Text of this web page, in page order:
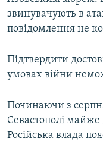
звинувачують в
повідомлення не
Підтвердити
умовах війни
Починаючи з
Севастополі
Російська влада